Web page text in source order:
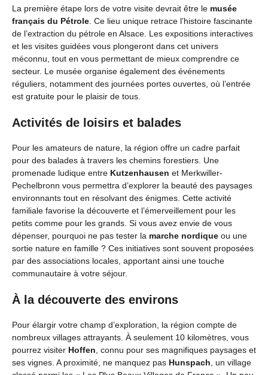
La première étape lors de votre visite devrait être le musée
français du Pétrole . Ce lieu unique retrace l’histoire fascinante
de l’extraction du pétrole en Alsace. Les expositions interactives
et les visites guidées vous plongeront dans cet univers
méconnu, tout en vous permettant de mieux comprendre ce
secteur. Le musée organise également des événements
réguliers, notamment des journées portes ouvertes, où l’entrée
est gratuite pour le plaisir de tous.
Activités de loisirs et balades
Pour les amateurs de nature, la région offre un cadre parfait
pour des balades à travers les chemins forestiers. Une
promenade ludique entre Kutzenhausen et Merkwiller-
Pechelbronn vous permettra d’explorer la beauté des paysages
environnants tout en résolvant des énigmes. Cette activité
familiale favorise la découverte et l’émerveillement pour les
petits comme pour les grands. Si vous avez envie de vous
dépenser, pourquoi ne pas tester la marche nordique ou une
sortie nature en famille ? Ces initiatives sont souvent proposées
par des associations locales, apportant ainsi une touche
communautaire à votre séjour.
À la découverte des environs
Pour élargir votre champ d’exploration, la région compte de
nombreux villages attrayants. À seulement 10 kilomètres, vous
pourrez visiter Hoffen , connu pour ses magnifiques paysages et
ses vignes. A proximité, ne manquez pas Hunspach , un village